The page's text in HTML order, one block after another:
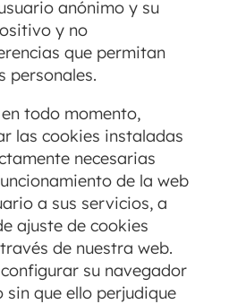
anónimo y su
y no
que permitan
personales.
todo momento,
las cookies instaladas
necesarias
de la web
a sus servicios, a
ajuste de cookies
de nuestra web.
su navegador
que ello perjudique